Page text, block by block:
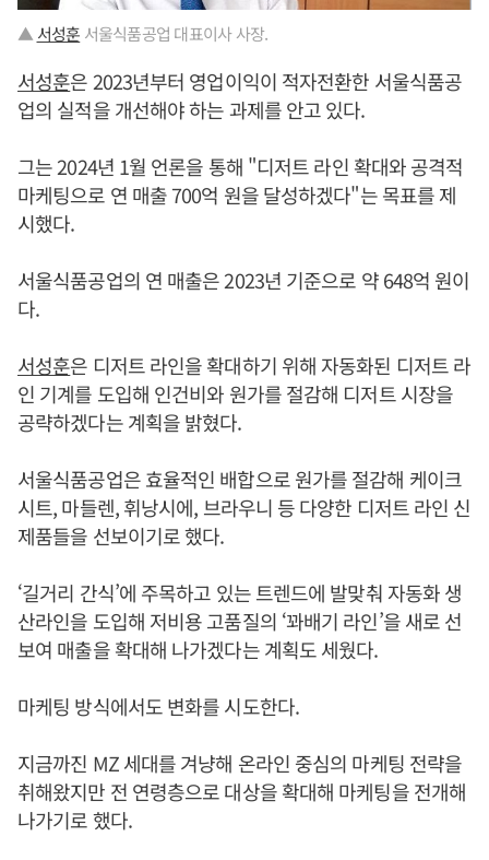
▲ 서성훈 서울식품공업 대표이사 사장.
서성훈은 2023년부터 영업이익이 적자전환한 서울식품공
업의 실적을 개선해야 하는 과제를 안고 있다.
그는 2024년 1월 언론을 통해 "디저트 라인 확대와 공격적
마케팅으로 연 매출 700억 원을 달성하겠다"는 목표를 제
시했다.
서울식품공업의 연 매출은 2023년 기준으로 약 648억 원이
다.
서성훈은 디저트 라인을 확대하기 위해 자동화된 디저트 라
인 기계를 도입해 인건비와 원가를 절감해 디저트 시장을
공략하겠다는 계획을 밝혔다.
서울식품공업은 효율적인 배합으로 원가를 절감해 케이크
시트, 마들렌, 휘낭시에, 브라우니 등 다양한 디저트 라인 신
제품들을 선보이기로 했다.
‘길거리 간식’에 주목하고 있는 트렌드에 발맞춰 자동화 생
산라인을 도입해 저비용 고품질의 ‘꽈배기 라인’을 새로 선
보여 매출을 확대해 나가겠다는 계획도 세웠다.
마케팅 방식에서도 변화를 시도한다.
지금까진 MZ 세대를 겨냥해 온라인 중심의 마케팅 전략을
취해왔지만 전 연령층으로 대상을 확대해 마케팅을 전개해
나가기로 했다.